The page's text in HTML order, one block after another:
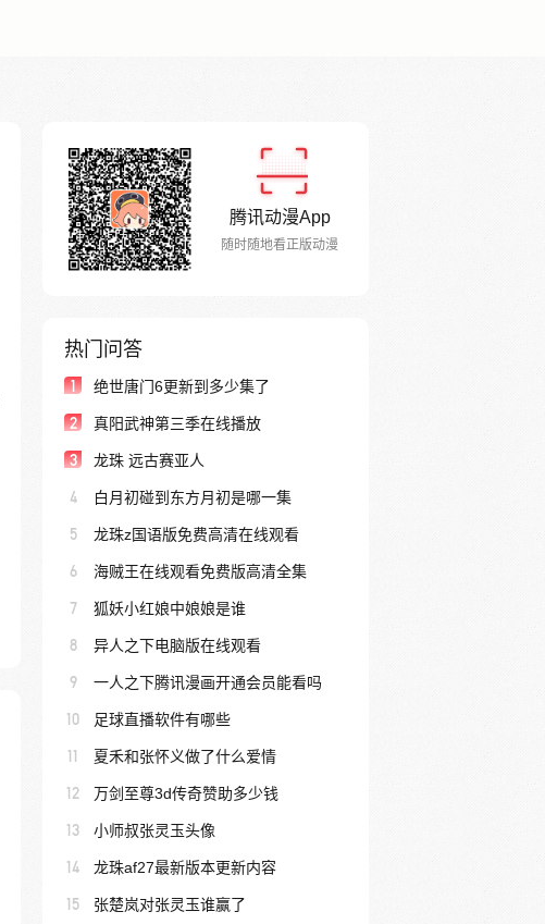
腾讯动漫App
随时随地看正版动漫
热门问答
1 绝世唐门6更新到多少集了
2 真阳武神第三季在线播放
3 龙珠 远古赛亚人
4 白月初碰到东方月初是哪一集
5 龙珠z国语版免费高清在线观看
6 海贼王在线观看免费版高清全集
7 狐妖小红娘中娘娘是谁
8 异人之下电脑版在线观看
9 一人之下腾讯漫画开通会员能看吗
10 足球直播软件有哪些
11 夏禾和张怀义做了什么爱情
12 万剑至尊3d传奇赞助多少钱
13 小师叔张灵玉头像
14 龙珠af27最新版本更新内容
15 张楚岚对张灵玉谁赢了